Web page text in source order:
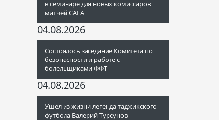
в семинаре для новых комиссаров
матчей CAFA
04.08.2026
Состоялось заседание Комитета по
безопасности и работе с
болельщиками ФФТ
04.08.2026
Ушел из жизни легенда таджикского
футбола Валерий Турсунов